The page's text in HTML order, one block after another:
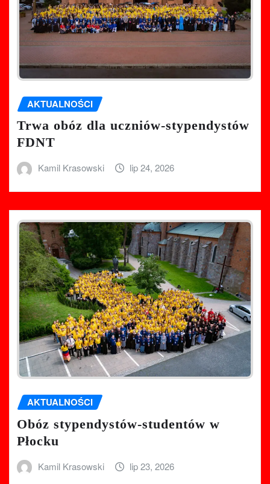
AKTUALNOŚCI
Trwa obóz dla uczniów-stypendystów
FDNT
Kamil Krasowski lip 24, 2026
AKTUALNOŚCI
Obóz stypendystów-studentów w
Płocku
Kamil Krasowski lip 23, 2026